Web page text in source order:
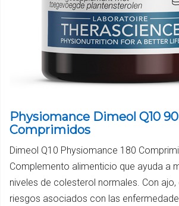
Physiomance Dimeol Q10 90
Comprimidos
Dimeol Q10 Physiomance 180
Complemento alimenticio que ayuda a
niveles de colesterol normales. Con
riesgos asociados con las